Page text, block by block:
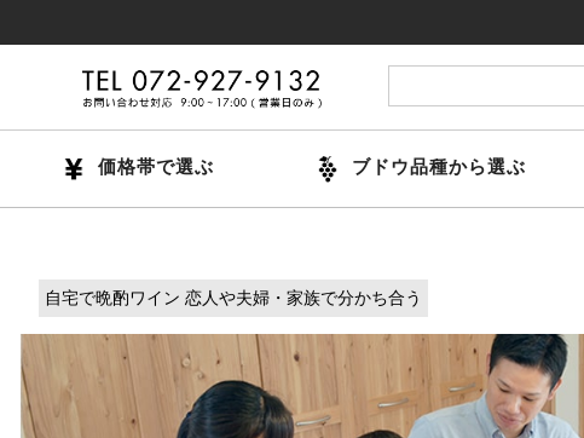
価格帯で選ぶ ブドウ品種から選ぶ
自宅で晩酌ワイン 恋人や夫婦・家族で分かち合う